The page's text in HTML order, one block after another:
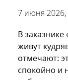
7 июня 2026,
В
живут
отмечают:
спокойно и